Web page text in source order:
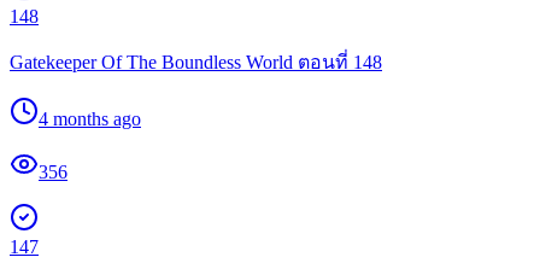
148
Gatekeeper Of The Boundless World ตอนที่ 148
4 months ago
356
147